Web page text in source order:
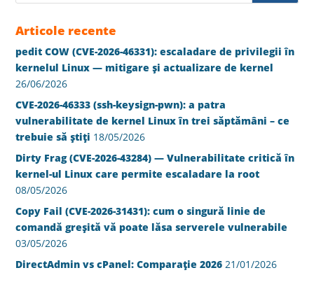
Articole recente
pedit COW (CVE-2026-46331): escaladare de privilegii în
kernelul Linux — mitigare și actualizare de kernel
26/06/2026
CVE-2026-46333 (ssh-keysign-pwn): a patra
vulnerabilitate de kernel Linux în trei săptămâni – ce
trebuie să știți 18/05/2026
Dirty Frag (CVE-2026-43284) — Vulnerabilitate critică în
kernel-ul Linux care permite escaladare la root
08/05/2026
Copy Fail (CVE-2026-31431): cum o singură linie de
comandă greșită vă poate lăsa serverele vulnerabile
03/05/2026
DirectAdmin vs cPanel: Comparație 2026 21/01/2026